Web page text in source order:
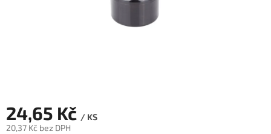
24,65 Kč / KS
20,37 Kč bez DPH